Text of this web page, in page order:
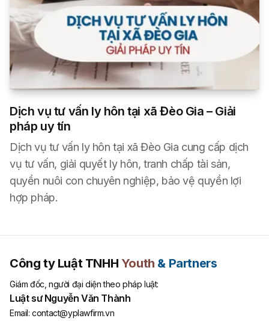
Dịch vụ tư vấn ly hôn tại xã Đèo Gia – Giải
pháp uy tín
Dịch vụ tư vấn ly hôn tại xã Đèo Gia cung cấp dịch
vụ tư vấn, giải quyết ly hôn, tranh chấp tài sản,
quyền nuôi con chuyên nghiệp, bảo vệ quyền lợi
hợp pháp.
Công ty Luật TNHH Youth & Partners
Giám đốc, người đại diện theo pháp luật:
Luật sư Nguyễn Văn Thành
Email: contact@yplawfirm.vn